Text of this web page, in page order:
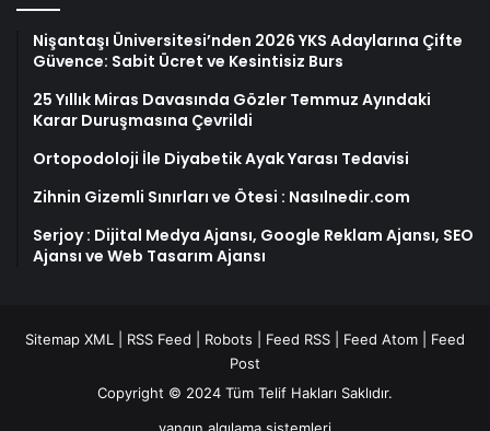
Nişantaşı Üniversitesi’nden 2026 YKS Adaylarına Çifte
Güvence: Sabit Ücret ve Kesintisiz Burs
25 Yıllık Miras Davasında Gözler Temmuz Ayındaki
Karar Duruşmasına Çevrildi
Ortopodoloji İle Diyabetik Ayak Yarası Tedavisi
Zihnin Gizemli Sınırları ve Ötesi : Nasılnedir.com
Serjoy : Dijital Medya Ajansı, Google Reklam Ajansı, SEO
Ajansı ve Web Tasarım Ajansı
Sitemap XML RSS Feed Robots Feed RSS Feed Atom
Feed
Post
Copyright © 2024 Tüm Telif Hakları Saklıdır.